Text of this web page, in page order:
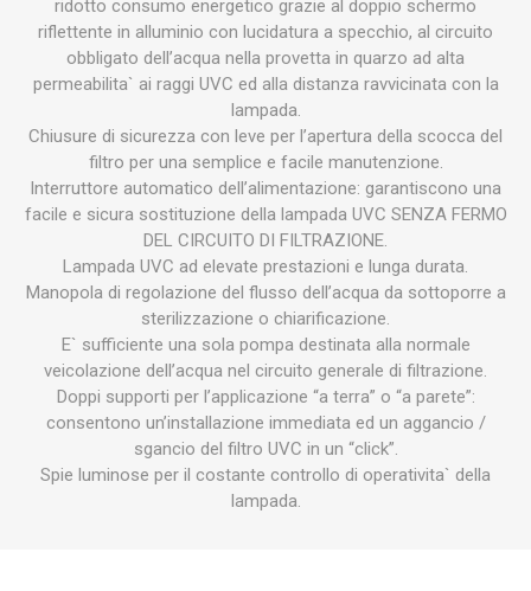
ridotto consumo energetico grazie al doppio schermo
riflettente in alluminio con lucidatura a specchio, al circuito
obbligato dell’acqua nella provetta in quarzo ad alta
permeabilita` ai raggi UVC ed alla distanza ravvicinata con la
lampada.
Chiusure di sicurezza con leve per l’apertura della scocca del
filtro per una semplice e facile manutenzione.
Interruttore automatico dell’alimentazione: garantiscono una
facile e sicura sostituzione della lampada UVC SENZA FERMO
DEL CIRCUITO DI FILTRAZIONE.
Lampada UVC ad elevate prestazioni e lunga durata.
Manopola di regolazione del flusso dell’acqua da sottoporre a
sterilizzazione o chiarificazione.
E` sufficiente una sola pompa destinata alla normale
veicolazione dell’acqua nel circuito generale di filtrazione.
Doppi supporti per l’applicazione “a terra” o “a parete”:
consentono un’installazione immediata ed un aggancio /
sgancio del filtro UVC in un “click”.
Spie luminose per il costante controllo di operativita` della
lampada.